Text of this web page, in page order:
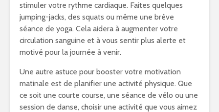
stimuler votre rythme cardiaque. Faites quelques
jumping-jacks, des squats ou même une brève
séance de yoga. Cela aidera à augmenter votre
circulation sanguine et à vous sentir plus alerte et
motivé pour la journée à venir.
Une autre astuce pour booster votre motivation
matinale est de planifier une activité physique. Que
ce soit une courte course, une séance de vélo ou une
session de danse, choisir une activité que vous aimez